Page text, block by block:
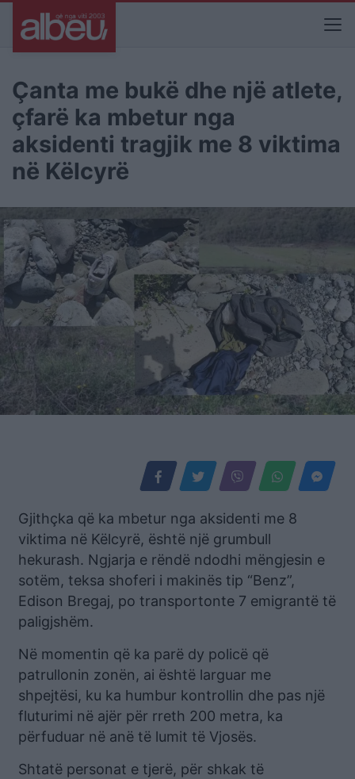
Ҫanta me bukë dhe një atlete,
çfarë ka mbetur nga
aksidenti tragjik me 8 viktima
në Këlcyrë
Gjithçka që ka mbetur nga aksidenti me 8
viktima në Këlcyrë, është një grumbull
hekurash. Ngjarja e rëndë ndodhi mëngjesin e
sotëm, teksa shoferi i makinës tip “Benz”,
Edison Bregaj, po transportonte 7 emigrantë të
paligjshëm.
Në momentin që ka parë dy policë që
patrullonin zonën, ai është larguar me
shpejtësi, ku ka humbur kontrollin dhe pas një
fluturimi në ajër për rreth 200 metra, ka
përfuduar në anë të lumit të Vjosës.
Shtatë personat e tjerë, për shkak të